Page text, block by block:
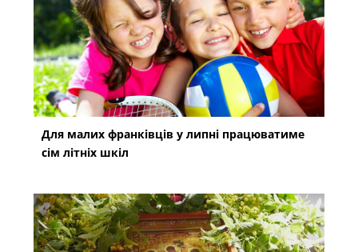
Для малих франківців у липні працюватиме
сім літніх шкіл